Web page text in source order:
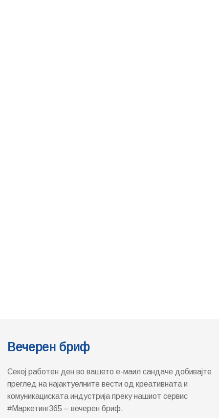
Вечерен бриф
Секој работен ден во вашето е-маил сандаче добивајте
преглед на најактуелните вести од креативната и
комуникациската индустрија преку нашиот сервис
#Маркетинг365 – вечерен бриф.